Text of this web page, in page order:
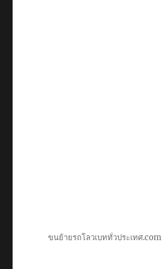
ขนย้ายรถโลวเบททั่วประเทศ.com